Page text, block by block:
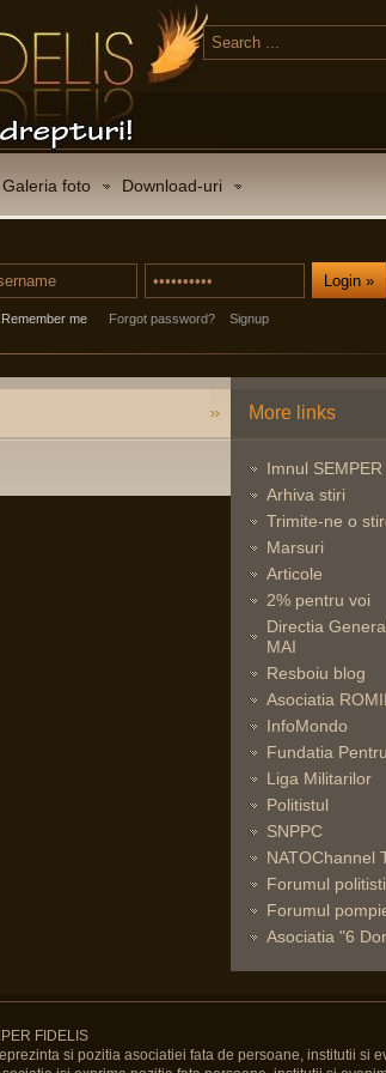
Galeria foto Download-uri
Remember me Forgot password? Signup
More links
Imnul
Arhiva stiri
Trimite-ne o
Marsuri
Articole
2% pentru voi
Directia
MAI
Resboiu blog
Asociatia ROMIL
InfoMondo
Fundatia
Liga Militarilor
Politistul
SNPPC
NATOChannel
Forumul
Forumul
Asociatia "6
FIDELIS
si pozitia asociatiei fata de persoane, institutii si